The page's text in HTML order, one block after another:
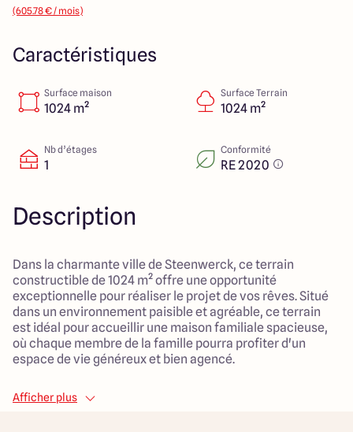
Maisons ARLOGIS Nord
Lille - Villeneuve d'Ascq
03 66 72 64 60
Valenciennes - Marly 03 27 45 60 30
4.8
(605.78 € / mois)
Caractéristiques
Surface maison
1024 m²
Surface Terrain
1024 m²
Nb d’étages
1
Conformité
RE 2020
Description
Dans la charmante ville de Steenwerck, ce terrain
constructible de 1024 m² offre une opportunité
exceptionnelle pour réaliser le projet de vos rêves. Situé
dans un environnement paisible et agréable, ce terrain
est idéal pour accueillir une maison familiale spacieuse,
où chaque membre de la famille pourra profiter d'un
espace de vie généreux et bien agencé.
Sa localisation privilégie un accès facile aux commodités
locales, facilitant ainsi le quotidien des familles. Entre
Afficher plus